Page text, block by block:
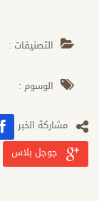
التصنيفات :
الوسوم :
مشارکة الخبر
جوجل بلاس